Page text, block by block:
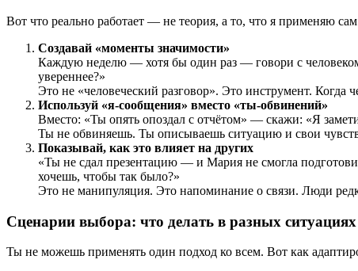
Вот что реально работает — не теория, а то, что я применяю
Создавай «моменты значимости»
Каждую неделю — хотя бы один раз — говори с человеком
увереннее?»
Это не «человеческий разговор». Это инструмент. Когда
Используй «я-сообщения» вместо «ты-обвинений»
Вместо: «Ты опять опоздал с отчётом» — скажи: «Я
Ты не обвиняешь. Ты описываешь ситуацию и свои
Показывай, как это влияет на других
«Ты не сдал презентацию — и Мария не смогла
хочешь, чтобы так было?»
Это не манипуляция. Это напоминание о связи. Люди
Сценарии выбора: что делать в разных ситуациях
Ты не можешь применять один подход ко всем. Вот как